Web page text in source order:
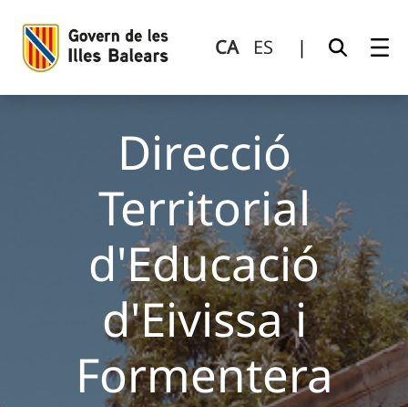
CA ES |
Direcció
Territorial
d'Educació
d'Eivissa i
Formentera